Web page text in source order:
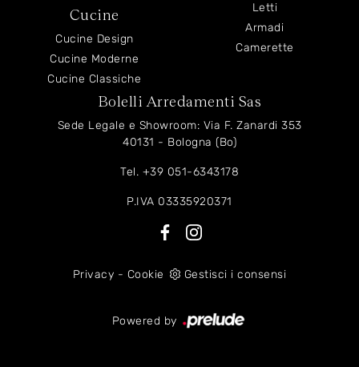
Cucine
Cucine Design
Cucine Moderne
Cucine Classiche
Letti
Armadi
Camerette
Bolelli Arredamenti Sas
Sede Legale e Showroom: Via F. Zanardi 353
40131 - Bologna (Bo)
Tel. +39 051-6343178
P.IVA 03335920371
Privacy - Cookie Gestisci i consensi
Powered by